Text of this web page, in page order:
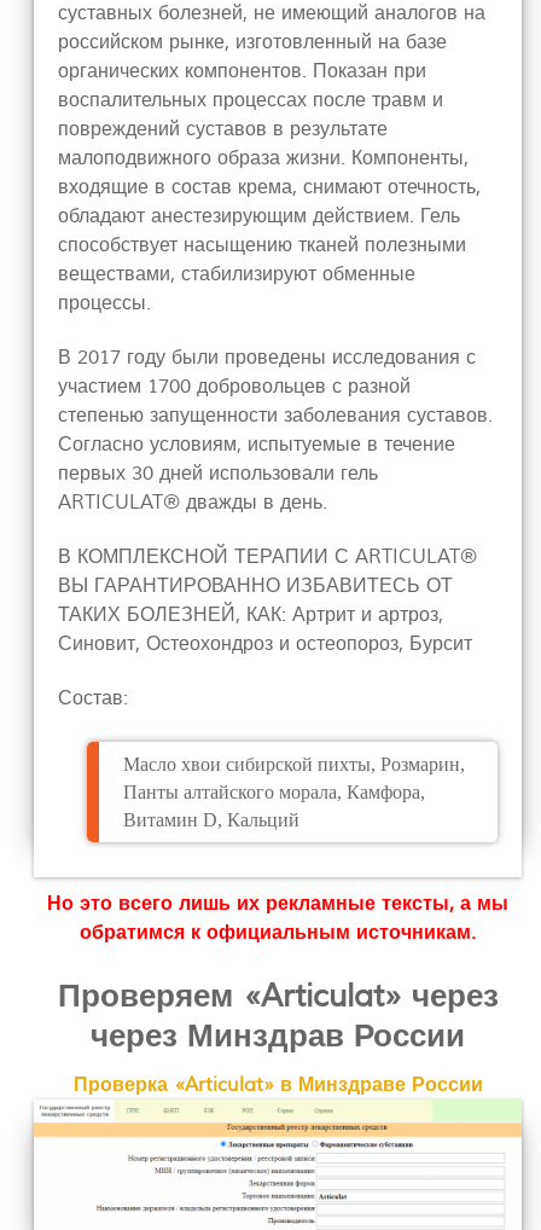
суставных болезней, не имеющий аналогов на
российском рынке, изготовленный на базе
органических компонентов. Показан при
воспалительных процессах после травм и
повреждений суставов в результате
малоподвижного образа жизни. Компоненты,
входящие в состав крема, снимают отечность,
обладают анестезирующим действием. Гель
способствует насыщению тканей полезными
веществами, стабилизируют обменные
процессы.
В 2017 году были проведены исследования с
участием 1700 добровольцев с разной
степенью запущенности заболевания суставов.
Согласно условиям, испытуемые в течение
первых 30 дней использовали гель
ARTICULAT® дважды в день.
В КОМПЛЕКСНОЙ ТЕРАПИИ С ARTICULAT®
ВЫ ГАРАНТИРОВАННО ИЗБАВИТЕСЬ ОТ
ТАКИХ БОЛЕЗНЕЙ, КАК: Артрит и артроз,
Синовит, Остеохондроз и остеопороз, Бурсит
Состав:
Масло хвои сибирской пихты, Розмарин,
Панты алтайского морала, Камфора,
Витамин D, Кальций
Но это всего лишь их рекламные тексты, а мы
обратимся к официальным источникам.
Проверяем «Articulat» через
через Минздрав России
Проверка «Articulat» в Минздраве России